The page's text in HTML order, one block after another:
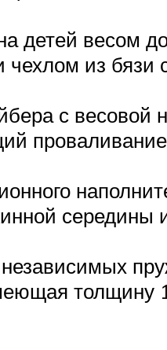
детей весом
чехлом из бязи
с весовой
середины
толщину